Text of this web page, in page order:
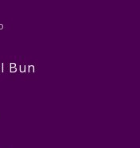
Bun